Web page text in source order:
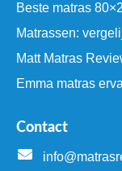
Beste matras
Matrassen:
Matt Matras
Emma matras
Contact